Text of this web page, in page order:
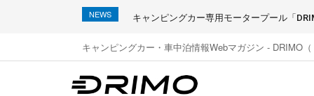
NEWS キャンピングカー専用モータープール「
キャンピングカー・車中泊情報Webマガジン - DRIMO